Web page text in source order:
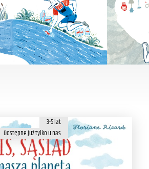
3-5 lat
Dostępne już tylko u nas